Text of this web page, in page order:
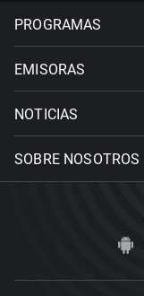
PROGRAMAS
EMISORAS
NOTICIAS
SOBRE NOSOTROS